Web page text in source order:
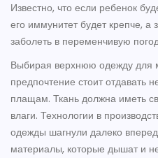
Известно, что если ребенок
его иммунитет будет крепче,
заболеть в переменчивую
Выбирая верхнюю одежду для
предпочтение стоит отдавать
плащам. Ткань должна иметь
влаги. Технологии в
одежды шагнули далеко
материалы, которые дышат и